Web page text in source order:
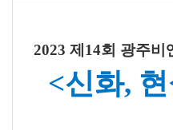
2023 제14회 광주
<신화,